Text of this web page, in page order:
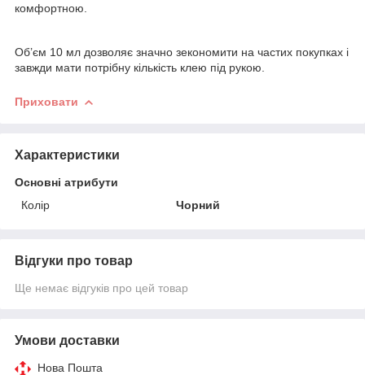
комфортною.
Об’єм 10 мл дозволяє значно зекономити на частих покупках і
завжди мати потрібну кількість клею під рукою.
Приховати
Характеристики
Основні атрибути
Колір
Чорний
Відгуки про товар
Ще немає відгуків про цей товар
Умови доставки
Нова Пошта